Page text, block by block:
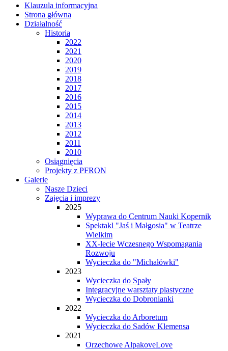
Klauzula informacyjna
Strona główna
Działalność
Historia
2022
2021
2020
2019
2018
2017
2016
2015
2014
2013
2012
2011
2010
Osiągnięcia
Projekty z PFRON
Galerie
Nasze Dzieci
Zajęcia i imprezy
2025
Wyprawa do Centrum Nauki Kopernik
Spektakl "Jaś i Małgosia" w Teatrze
Wielkim
XX-lecie Wczesnego Wspomagania
Rozwoju
Wycieczka do "Michałówki"
2023
Wycieczka do Spały
Integracyjne warsztaty plastyczne
Wycieczka do Dobronianki
2022
Wycieczka do Arboretum
Wycieczka do Sadów Klemensa
2021
Orzechowe AlpakoveLove